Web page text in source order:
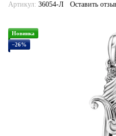
Артикул: 36054-Л Оставить
Новинка
−26%